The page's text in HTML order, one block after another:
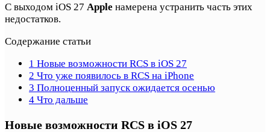
С выходом iOS 27 Apple намерена устранить часть этих
недостатков.
Содержание статьи
1 Новые возможности RCS в iOS 27
2 Что уже появилось в RCS на iPhone
3 Полноценный запуск ожидается осенью
4 Что дальше
Новые возможности RCS в iOS 27